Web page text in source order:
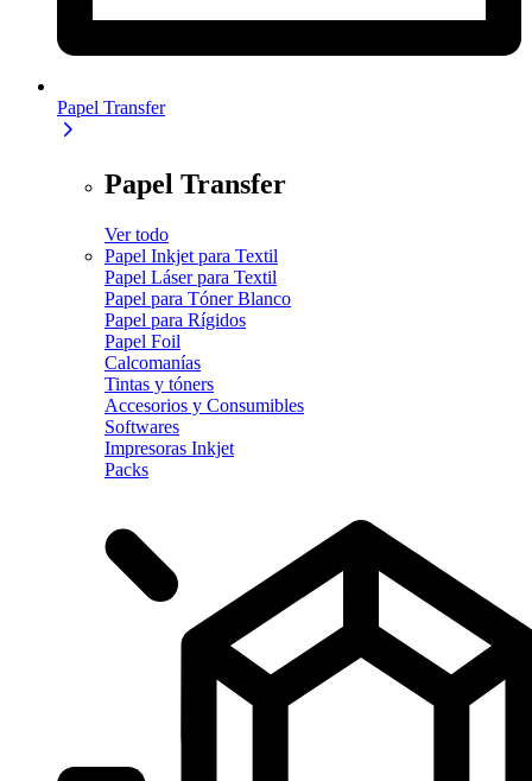
Papel Transfer
Papel Transfer
Ver todo
Papel Inkjet para Textil
Papel Láser para Textil
Papel para Tóner Blanco
Papel para Rígidos
Papel Foil
Calcomanías
Tintas y tóners
Accesorios y Consumibles
Softwares
Impresoras Inkjet
Packs